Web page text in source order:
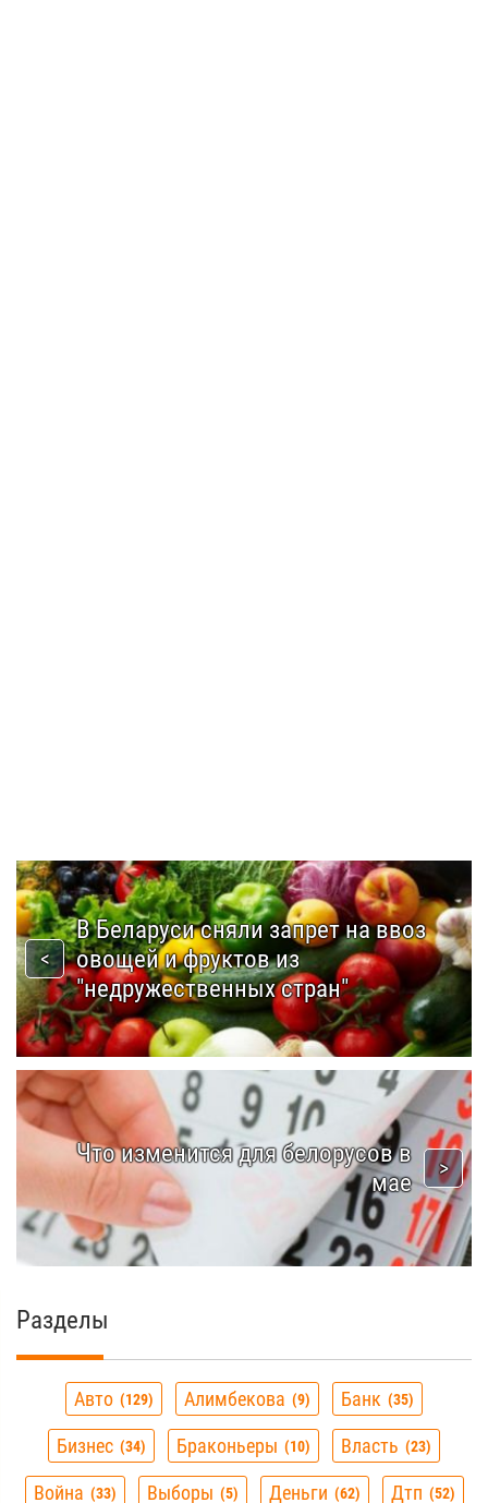
В Беларуси сняли запрет на ввоз
овощей и фруктов из
"недружественных стран"
Что изменится для белорусов в
мае
Разделы
Авто 129 Алимбекова 9 Банк 35
Бизнес 34 Браконьеры 10 Власть 23
Война 33 Выборы 5 Деньги 62 Дтп 52